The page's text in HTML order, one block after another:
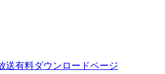
送有料ダウンロードページ